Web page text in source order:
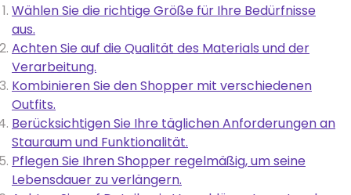
Wählen Sie die richtige Größe für Ihre Bedürfnisse
aus.
Achten Sie auf die Qualität des Materials und der
Verarbeitung.
Kombinieren Sie den Shopper mit verschiedenen
Outfits.
Berücksichtigen Sie Ihre täglichen Anforderungen an
Stauraum und Funktionalität.
Pflegen Sie Ihren Shopper regelmäßig, um seine
Lebensdauer zu verlängern.